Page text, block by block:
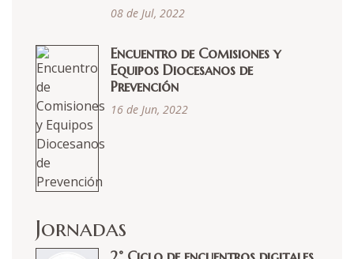
08 de Jul, 2022
Encuentro de Comisiones y
Equipos Diocesanos de
Prevención
16 de Jun, 2022
Jornadas